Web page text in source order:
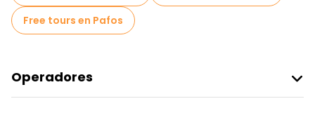
Free tours en Pafos
Operadores